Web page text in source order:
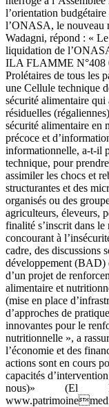
l’orientation
l’ONASA, le nouveau
Wadagni, répond : «
liquidation de
ILA FLAMME N°408
Prolétaires de tous les
une Cellule technique
sécurité alimentaire qui
résiduelles
sécurité alimentaire en
précoce et
informationnelle, a-t-il
technique, pour
assimiler les chocs et
structurantes et des
organisés ou des
agriculteurs, éleveurs,
finalité s’inscrit dans
concourant à
cadre, des discussions
développement (BAD)
d’un projet de
alimentaire et
(mise en place
d’approches de
innovantes pour le
nutritionnelle », a
l’économie et des
actions sont en cours
capacités
nous)» (El